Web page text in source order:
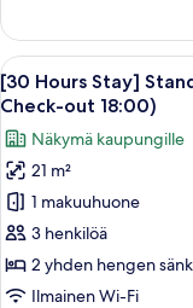
huone
Avaa
kaikki
huonetyypin
[30
Hours
Stay]
Standard
Twin
Room
7
[30 Hours Stay]
Check-out 18:00)
Näkymä kaupungille
21 m²
1 makuuhuone
3 henkilöä
2 yhden hengen
Ilmainen Wi-Fi